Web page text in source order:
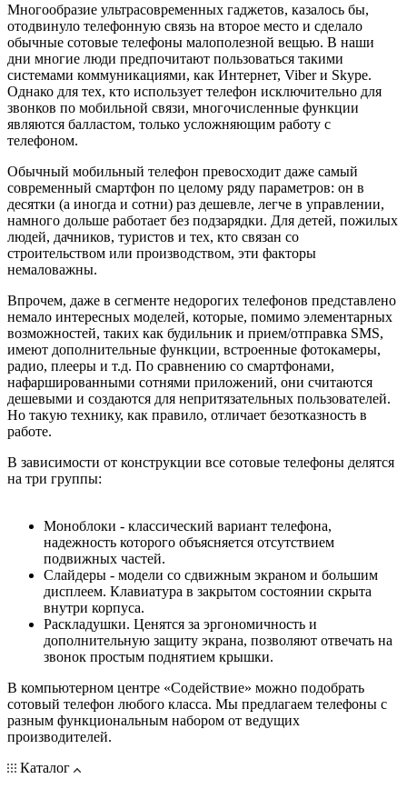
Многообразие ультрасовременных гаджетов, казалось бы,
отодвинуло телефонную связь на второе место и сделало
обычные сотовые телефоны малополезной вещью. В наши
дни многие люди предпочитают пользоваться такими
системами коммуникациями, как Интернет, Viber и Skype.
Однако для тех, кто использует телефон исключительно для
звонков по мобильной связи, многочисленные функции
являются балластом, только усложняющим работу с
телефоном.
Обычный мобильный телефон превосходит даже самый
современный смартфон по целому ряду параметров: он в
десятки (а иногда и сотни) раз дешевле, легче в управлении,
намного дольше работает без подзарядки. Для детей, пожилых
людей, дачников, туристов и тех, кто связан со
строительством или производством, эти факторы
немаловажны.
Впрочем, даже в сегменте недорогих телефонов представлено
немало интересных моделей, которые, помимо элементарных
возможностей, таких как будильник и прием/отправка SMS,
имеют дополнительные функции, встроенные фотокамеры,
радио, плееры и т.д. По сравнению со смартфонами,
нафаршированными сотнями приложений, они считаются
дешевыми и создаются для непритязательных пользователей.
Но такую технику, как правило, отличает безотказность в
работе.
В зависимости от конструкции все сотовые телефоны делятся
на три группы:
Моноблоки - классический вариант телефона,
надежность которого объясняется отсутствием
подвижных частей.
Слайдеры - модели со сдвижным экраном и большим
дисплеем. Клавиатура в закрытом состоянии скрыта
внутри корпуса.
Раскладушки. Ценятся за эргономичность и
дополнительную защиту экрана, позволяют отвечать на
звонок простым поднятием крышки.
В компьютерном центре «Содействие» можно подобрать
сотовый телефон любого класса. Мы предлагаем телефоны с
разным функциональным набором от ведущих
производителей.
Каталог